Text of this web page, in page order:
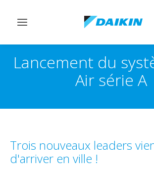
Afficher/masquer
Lancement du
Air série A
Trois nouveaux leaders
d'arriver en ville !